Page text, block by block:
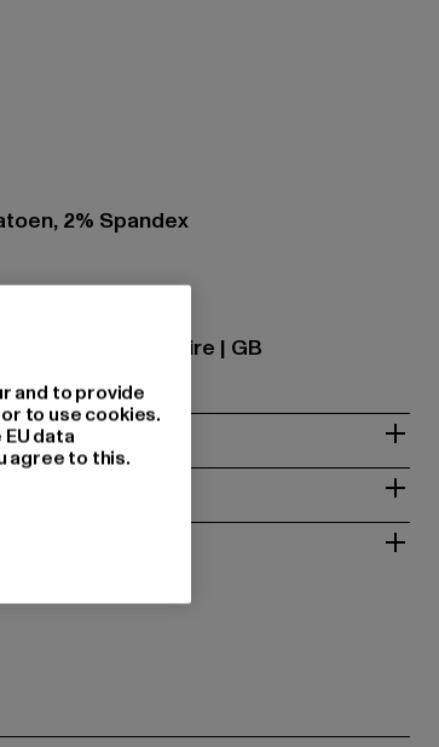
2% Spandex
PR2 2ZH Lancashire | GB
and to provide
to use cookies.
data
agree to this.